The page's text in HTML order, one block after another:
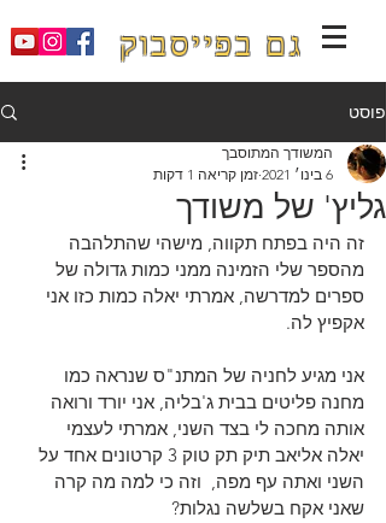
גם בפייסבוק
פוסט
גליץ' של משודך
המשודך המתוסבך
6 בינו׳ 2021
זמן קריאה 1 דקות
זה היה בפתח תקווה, מישהי שהתלהבה
מהספר שלי הזמינה ממני כמות גדולה של
ספרים למדרשה, אמרתי יאלה כמות כזו אני
אקפיץ לה.
אני מגיע לחניה של המתנ"ס שנראה כמו
מחנה פליטים בבית ג'בליה, אני יורד ורואה
אותה מחכה לי בצד השני, אמרתי לעצמי
יאלה אליאב תיק תק טוק 3 קרטונים אחד על
השני ואתה עף מפה,  וזה כי למה מה קרה
שאני אקח בשלשה נגלות?